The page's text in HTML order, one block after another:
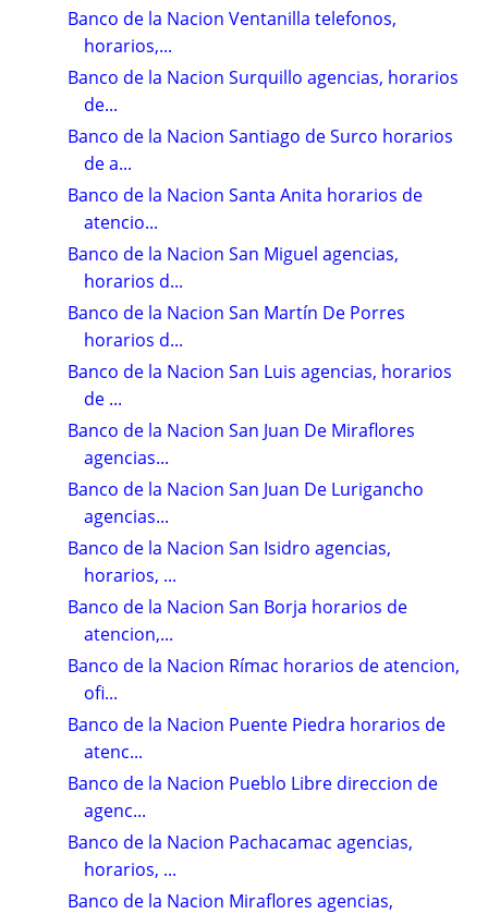
Banco de la Nacion Ventanilla telefonos,
horarios,...
Banco de la Nacion Surquillo agencias, horarios
de...
Banco de la Nacion Santiago de Surco horarios
de a...
Banco de la Nacion Santa Anita horarios de
atencio...
Banco de la Nacion San Miguel agencias,
horarios d...
Banco de la Nacion San Martín De Porres
horarios d...
Banco de la Nacion San Luis agencias, horarios
de ...
Banco de la Nacion San Juan De Miraflores
agencias...
Banco de la Nacion San Juan De Lurigancho
agencias...
Banco de la Nacion San Isidro agencias,
horarios, ...
Banco de la Nacion San Borja horarios de
atencion,...
Banco de la Nacion Rímac horarios de atencion,
ofi...
Banco de la Nacion Puente Piedra horarios de
atenc...
Banco de la Nacion Pueblo Libre direccion de
agenc...
Banco de la Nacion Pachacamac agencias,
horarios, ...
Banco de la Nacion Miraflores agencias,